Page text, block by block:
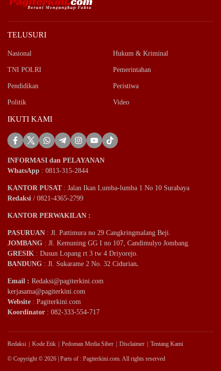
TELUSURI
Nasional Hukum & Kriminal
TNI POLRI Pemerintahan
Pendidikan Peristiwa
Politik Video
IKUTI KAMI
INFORMASI dan PELAYANAN
WhatsApp : 0813-315-2844
KANTOR PUSAT: Jalan Ikan Lumba-lumba 1 No 10 Surabaya
Redaksi / 0821-4365-2799
KANTOR PERWAKILAN :
PASURUAN : Jl. Pattimura no 29 Cangkringmalang Beji.
JOMBANG : Jl. Kemuning GG I no 107, Candimulyo Jombang.
GRESIK : Dusun Lopang rt 3 tw 4 Driyorejo.
BANDUNG : Jl. Sukarame 2 No. 32 Cidurian.
Email : Redaksi@pagiterkini.com
kerjasama@pagiterkini.com
Website : Pagiterkini.com
Koordinator : 082-333-554-717
Redaksi Kode Etik Pedoman Media Siber Disclaimer Tentang Kami
© Copyright © 2026 | Parts of : Pagiterkini.com. All rights reserved